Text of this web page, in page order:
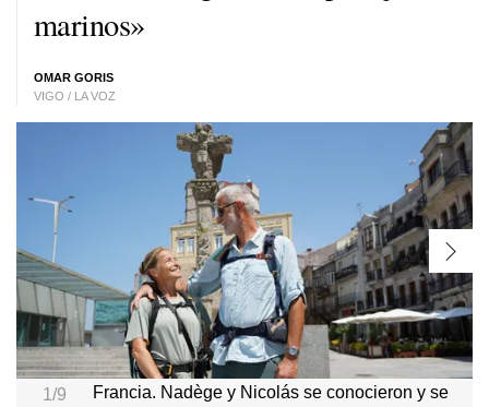
marinos»
OMAR GORIS
VIGO / LA VOZ
1/9
Francia. Nadège y Nicolás se conocieron y se